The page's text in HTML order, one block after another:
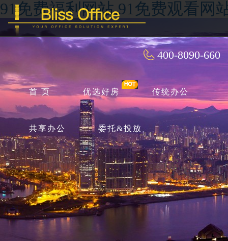
91免费福利网站,91免费观看网
400-8090-660
首 页 优选好房 传统办公
共享办公 委托&投放